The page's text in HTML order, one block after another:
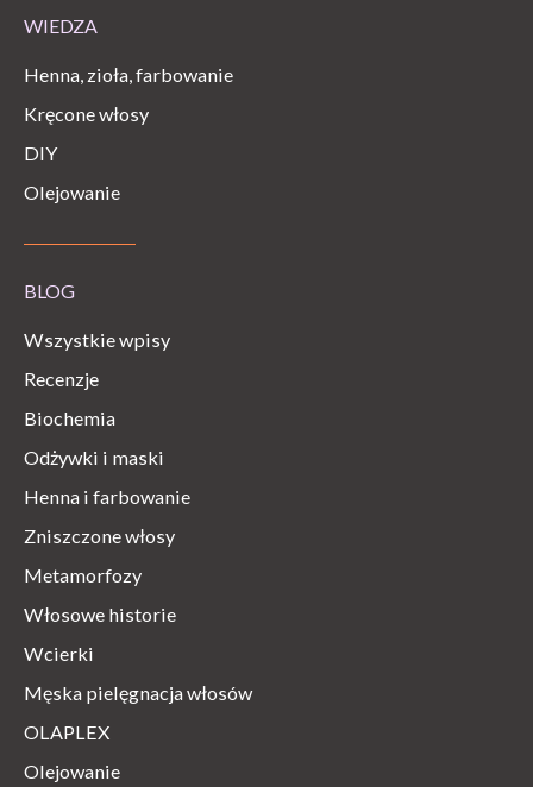
WIEDZA
Henna, zioła, farbowanie
Kręcone włosy
DIY
Olejowanie
BLOG
Wszystkie wpisy
Recenzje
Biochemia
Odżywki i maski
Henna i farbowanie
Zniszczone włosy
Metamorfozy
Włosowe historie
Wcierki
Męska pielęgnacja włosów
OLAPLEX
Olejowanie